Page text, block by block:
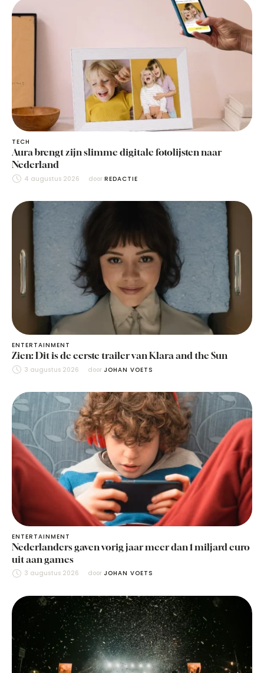
TECH
Aura brengt zijn slimme digitale fotolijsten naar
Nederland
4 augustus 2026 door REDACTIE
ENTERTAINMENT
Zien: Dit is de eerste trailer van Klara and the Sun
3 augustus 2026 door JOHAN VOETS
ENTERTAINMENT
Nederlanders gaven vorig jaar meer dan 1 miljard euro
uit aan games
3 augustus 2026 door JOHAN VOETS